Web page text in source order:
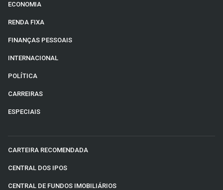
ECONOMIA
RENDA FIXA
FINANÇAS PESSOAIS
INTERNACIONAL
POLÍTICA
CARREIRAS
ESPECIAIS
CARTEIRA RECOMENDADA
CENTRAL DOS IPOS
CENTRAL DE FUNDOS IMOBILIÁRIOS